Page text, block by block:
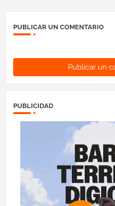
PUBLICAR UN COMENTARIO
Publicar un
PUBLICIDAD